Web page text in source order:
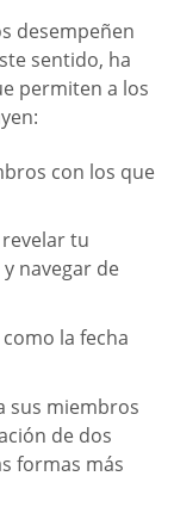
desempeñen
sentido, ha
permiten a los
con los que
tu
navegar de
la fecha
sus miembros
de dos
formas más